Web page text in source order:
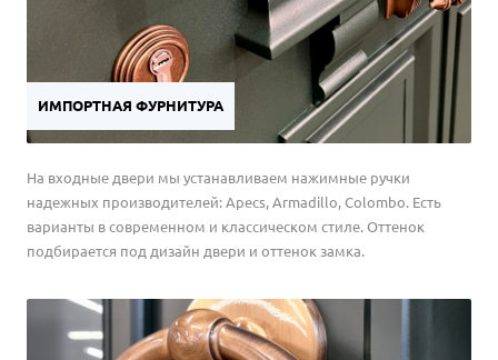
ИМПОРТНАЯ ФУРНИТУРА
На входные двери мы устанавливаем нажимные ручки
надежных производителей: Apecs, Armadillo, Colombo. Есть
варианты в современном и классическом стиле. Оттенок
подбирается под дизайн двери и оттенок замка.